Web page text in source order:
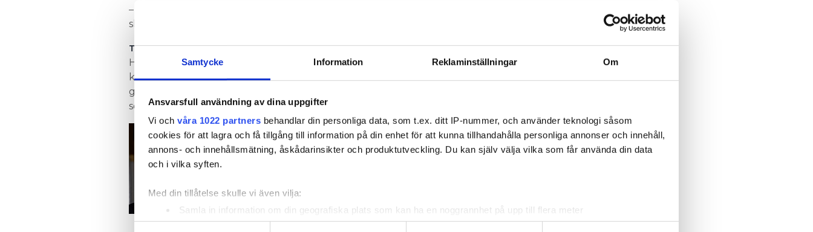
Samtycke Information Reklaminställningar Om
Ansvarsfull användning av dina uppgifter
Vi och våra 1022 partners behandlar din personliga data, som t.ex. ditt IP-nummer, och använder teknologi såsom
cookies för att lagra och få tillgång till information på din enhet för att kunna tillhandahålla personliga annonser och innehåll,
annons- och innehållsmätning, åskådarinsikter och produktutveckling. Du kan själv välja vilka som får använda din data
och i vilka syften.
Med din tillåtelse skulle vi även vilja:
Samla in information om din geografiska plats som kan ha en noggrannhet på upp till flera meter
Identifiera din enhet genom att aktivt skanna den för specifika kännetecken (fingeravtryck)
– Av tillverkaren SG har jag har fått rådet att sätta in ett transientskydd, så det
ska jag också testa, säger Henrik Eriksson.
TRANSIENTSKYDD ANVÄNDSvanligtvis för att undvika störpulser från elnätet.
Henrik Olsson, elinspektör på
Elsäkerhetsverket, tror inte att ett sådant skydd
kommer att göra så stor nytta här. Men flimret kan ändå ha med elnätet att
göra. Om det lokala nätet är klent kan husets el påverkas när en komplex last
som en värmepump drar igång.
BITRÄDANDE PROFESSORN I ELKRAFTTEKNIKSarah
Rönnberg vid Luleå tekniska universitet i Skellefteå menar
spänning som leder till flimmer.
– Det är svårt att säga exakt vad felet är, utan att ha gjort